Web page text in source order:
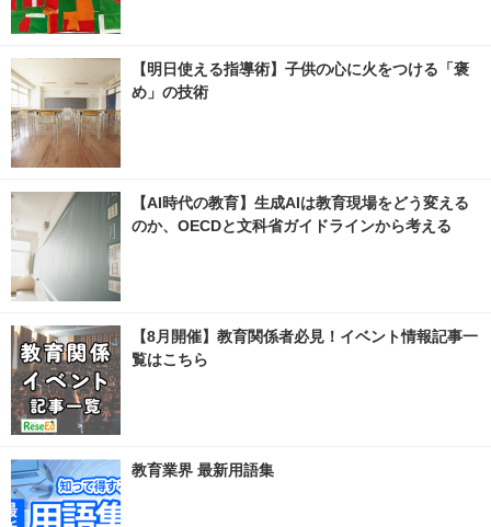
【明日使える指導術】子供の心に火をつける「褒
め」の技術
【AI時代の教育】生成AIは教育現場をどう変える
のか、OECDと文科省ガイドラインから考える
【8月開催】教育関係者必見！イベント情報記事一
覧はこちら
教育業界 最新用語集